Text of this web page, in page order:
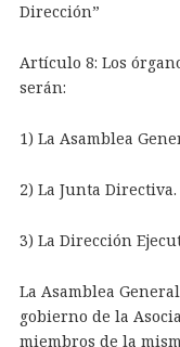
Dirección”
Artículo 8: Los
serán:
1) La Asamblea
2) La Junta Directiva.
3) La Dirección
La Asamblea
gobierno de la
miembros de la